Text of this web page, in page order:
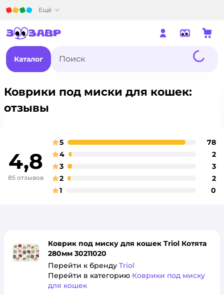
Ещё
Каталог
Коврики под миски для кошек:
отзывы
4,8
85 отзывов
оценка
5 78
оценка
4 2
оценка
3 3
оценка
2 2
оценка
1 0
Коврик под миску для кошек Triol Котята
280мм 30211020
Перейти к бренду Triol
Перейти в категорию Коврики под миску
для кошек